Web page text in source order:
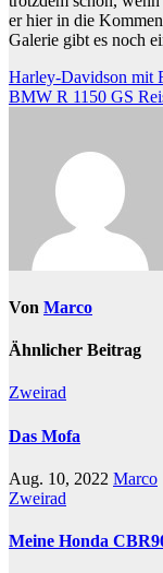
er hier in die
Galerie gibt es noch
Harley-Davidson mit
BMW R 1150 GS
Von Marco
Ähnlicher Beitrag
Zweirad
Das Mofa
Aug. 10, 2022 Marco
Zweirad
Meine Honda